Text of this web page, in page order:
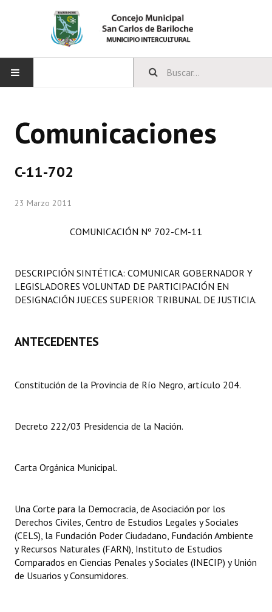
CONCEJO
Comisiones Especiales
Programas
Constitución Nacional
Carta Orgánica 2007
Organigrama
Informes de Gestión
Proyectos Presentados
Dictámenes Asesoría Letrada
Comunicaciones
C-11-702
23 Marzo 2011
COMUNICACIÓN Nº 702-CM-11
DESCRIPCIÓN SINTÉTICA: COMUNICAR GOBERNADOR Y
LEGISLADORES VOLUNTAD DE PARTICIPACIÓN EN
DESIGNACIÓN JUECES SUPERIOR TRIBUNAL DE JUSTICIA.
ANTECEDENTES
Constitución de la Provincia de Río Negro, artículo 204.
Decreto 222/03 Presidencia de la Nación.
Carta Orgánica Municipal.
Una Corte para la Democracia, de Asociación por los
Derechos Civiles, Centro de Estudios Legales y Sociales
(CELS), la Fundación Poder Ciudadano, Fundación Ambiente
y Recursos Naturales (FARN), Instituto de Estudios
Comparados en Ciencias Penales y Sociales (INECIP) y Unión
de Usuarios y Consumidores.